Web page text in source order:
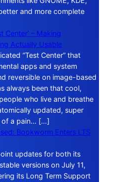
and more complete
Center’ – Making
Actually Usable
“Test Center” that
apps and system
reversible on image-based
always been that cool,
who live and breathe
updated, super
of a pain… […]
Bookworm Enters LTS
updates for both its
versions on July 11,
its Long Term Support